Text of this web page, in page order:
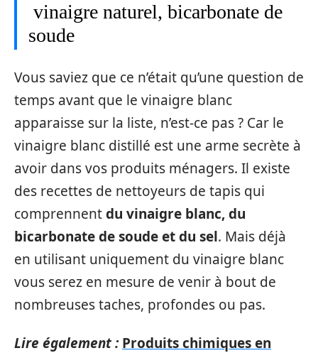
vinaigre naturel, bicarbonate de
soude
Vous saviez que ce n’était qu’une question de
temps avant que le vinaigre blanc
apparaisse sur la liste, n’est-ce pas ? Car le
vinaigre blanc distillé est une arme secrète à
avoir dans vos produits ménagers. Il existe
des recettes de nettoyeurs de tapis qui
comprennentdu vinaigre blanc, du
bicarbonate de soude et du sel. Mais déjà
en utilisant uniquement du vinaigre blanc
vous serez en mesure de venir à bout de
nombreuses taches, profondes ou pas.
Lire également : Produits chimiques en